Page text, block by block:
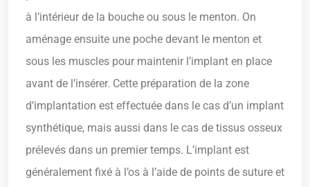
à l’intérieur de la bouche ou sous le menton. On
aménage ensuite une poche devant le menton et
sous les muscles pour maintenir l’implant en place
avant de l’insérer. Cette préparation de la zone
d’implantation est effectuée dans le cas d’un implant
synthétique, mais aussi dans le cas de tissus osseux
prélevés dans un premier temps. L’implant est
généralement fixé à l’os à l’aide de points de suture et